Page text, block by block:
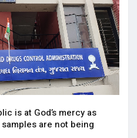
is at God’s mercy as
are not being